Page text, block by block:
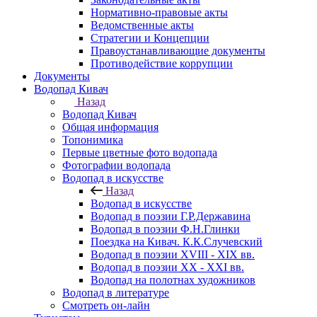
Нормативно-правовые акты
Ведомственные акты
Стратегии и Концепции
Правоустанавливающие документы
Противодействие коррупции
Документы
Водопад Кивач
Назад
Водопад Кивач
Общая информация
Топонимика
Первые цветные фото водопада
Фотографии водопада
Водопад в искусстве
Назад
Водопад в искусстве
Водопад в поэзии Г.Р.Державина
Водопад в поэзии Ф.Н.Глинки
Поездка на Кивач. К.К.Случевский
Водопад в поэзии XVIII - XIX вв.
Водопад в поэзии XX - XXI вв.
Водопад на полотнах художников
Водопад в литературе
Смотреть он-лайн